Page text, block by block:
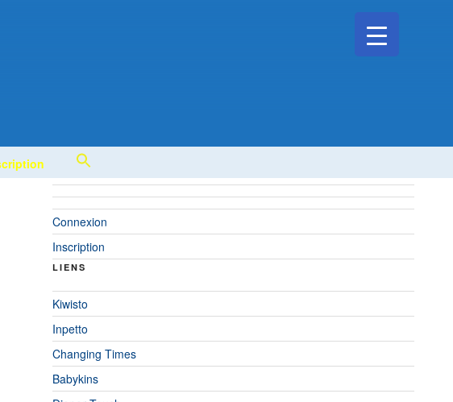
Search Button
Connexion
Inscription
LIENS
Kiwisto
Inpetto
Changing Times
Babykins